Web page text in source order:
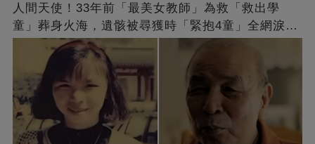
人間天使！33年前「最美女教師」為救「救出學
童」葬身火海，遺骸被尋獲時「緊抱4童」全網淚
崩：真正的英雄不該被遺忘